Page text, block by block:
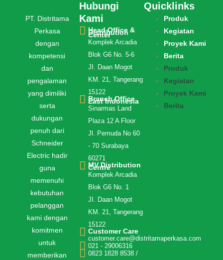
PT. Distritama
Perkasa
dengan
kompetensi
dan
pengalaman
yang dimiliki
serta
dukungan
penuh dari
Schneider
Electric hadir
guna
memenuhi
kebutuhan
pelanggan
kami dengan
komitmen
untuk
memberikan
Hubungi
Kami
Head Office &
Distribution
Center
Komplek Arcadia
Blok G6 No. 5-6
JI. Daan Mogot
KM. 21, Tangerang
15122
Branch Office
East Indonesia
Sinarmas Land
Plaza 12 A Floor
Jl. Pemuda No 60
- 70 Surabaya
60271
MV Distribution
Centre
Komplek Arcadia
Blok G6 No. 1
JI. Daan Mogot
KM. 21, Tangerang
15122
Customer Care
customer.care@distritamaperkasa.com
021 - 29006316
0823 1828 8538 /
Quicklinks
Produk
Kegiatan
Proyek Kami
Berita
Produk
Kegiatan
Proyek Kami
Berita